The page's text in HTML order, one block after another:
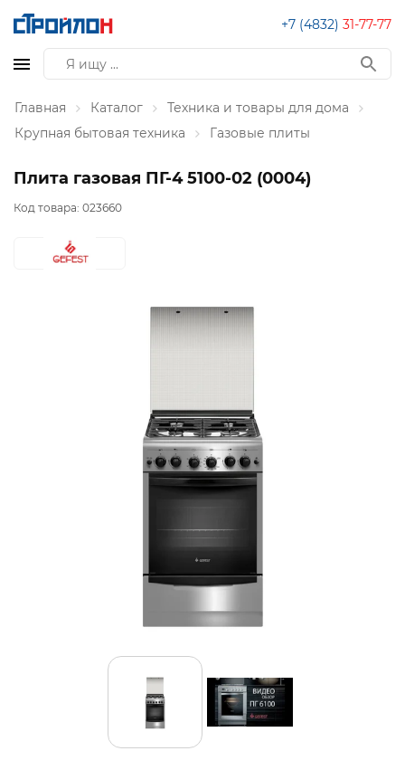
+7 (4832) 31-77-77
Главная Каталог
Техника и товары для дома
Крупная бытовая техника
Газовые плиты
Плита газовая ПГ-4 5100-02 (0004)
Код товара: 023660